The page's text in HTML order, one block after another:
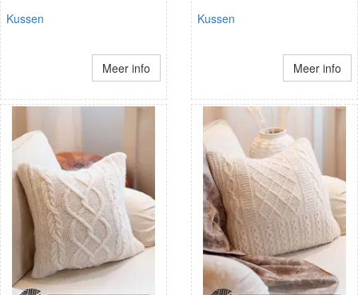
Kussen
Meer info
Kussen
Meer info